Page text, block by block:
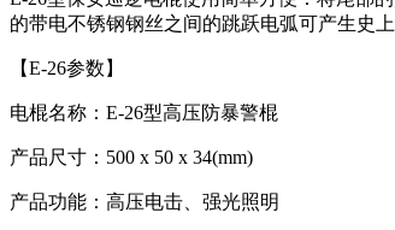
的带电不锈钢钢丝之间的跳跃电弧可产生史
【E-26参数】
电棍名称：E-26型高压防暴警棍
产品尺寸：500 x 50 x 34(mm)
产品功能：高压电击、强光照明